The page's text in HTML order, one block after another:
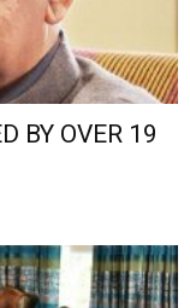
BY OVER 19